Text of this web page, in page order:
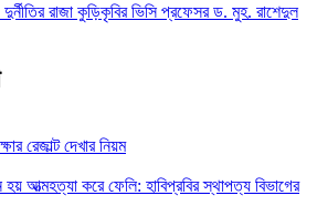
রাজা কুড়িকৃবির ভিসি প্রফেসর ড. মুহ. রাশেদুল
রেজাল্ট দেখার নিয়ম
হয় আত্মহত্যা করে ফেলি: হাবিপ্রবির স্থাপত্য বিভাগের